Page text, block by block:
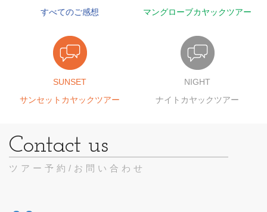
すべてのご感想
マングローブカヤックツアー
SUNSET
サンセットカヤックツアー
NIGHT
ナイトカヤックツアー
ツアー予約/お問い合わせ